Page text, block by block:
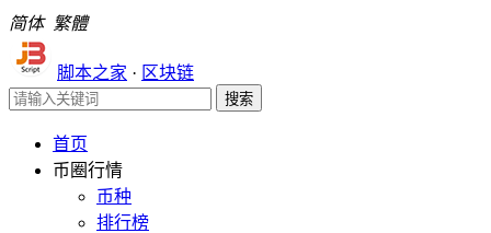
简体 繁體
脚本之家 · 区块链
首页
币圈行情
币种
排行榜